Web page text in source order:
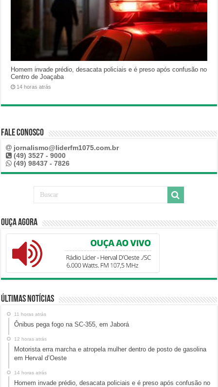
Homem invade prédio, desacata policiais e é preso após confusão no
Centro de Joaçaba
14 horas atrás
Fale Conosco
jornalismo@liderfm1075.com.br
(49) 3527 - 9000
(49) 98437 - 7826
Ouça Agora
Últimas Notícias
11 horas atrás
Ônibus pega fogo na SC-355, em Jaborá
12 horas atrás
Motorista erra marcha e atropela mulher dentro de posto de gasolina
em Herval d’Oeste
14 horas atrás
Homem invade prédio, desacata policiais e é preso após confusão no